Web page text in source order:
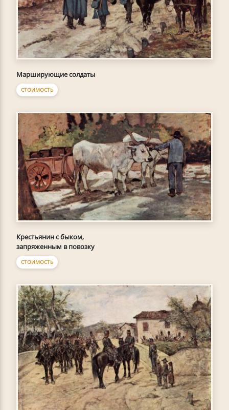
Марширующие солдаты
СТОИМОСТЬ
Крестьянин с быком,
запряженным в повозку
СТОИМОСТЬ